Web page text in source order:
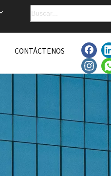
CONTÁCTENOS